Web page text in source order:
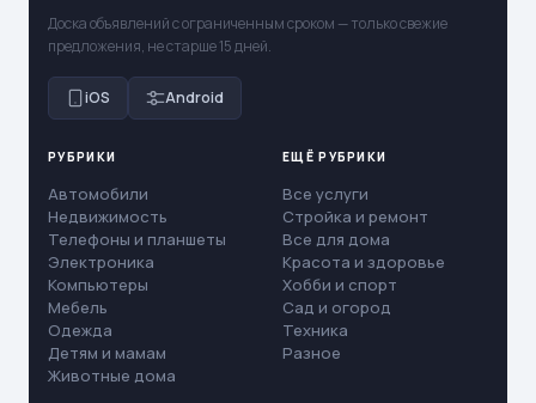
Доска объявлений с ограниченным сроком — только свежие
предложения, не старше 15 дней.
iOS Android
РУБРИКИ
Автомобили
Недвижимость
Телефоны и планшеты
Электроника
Компьютеры
Мебель
Одежда
Детям и мамам
Животные дома
ЕЩЁ РУБРИКИ
Все услуги
Стройка и ремонт
Все для дома
Красота и здоровье
Хобби и спорт
Сад и огород
Техника
Разное